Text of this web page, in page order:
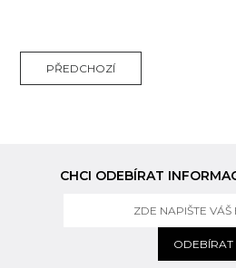
PŘEDCHOZÍ
CHCI ODEBÍRAT
ODEBÍRAT